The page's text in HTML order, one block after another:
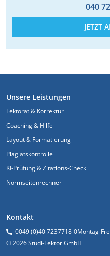
040
JETZT
FUSSZEILE
Unsere Leistungen
Lektorat & Korrektur
Coaching & Hilfe
Layout & Formatierung
Plagiatskontrolle
KI-Prüfung & Zitations-Check
Normseitenrechner
Kontakt
0049 (0)40 7237718-0Montag-
© 2026 Studi-Lektor GmbH